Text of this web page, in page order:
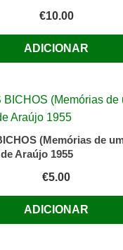
€10.00
ADICIONAR
(Memórias de
Araújo 1955
€5.00
ADICIONAR